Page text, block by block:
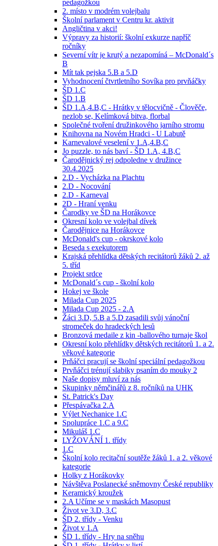
pedagožkou
2. místo v modrém volejbalu
Školní parlament v Centru kr. aktivit
Angličtina v akci!
Výpravy za historií: školní exkurze napříč
ročníky
Severní vítr je krutý a nezapomíná – McDonald´s
B
Mít tak pejska 5.B a 5.D
Vyhodnocení čtvrtletního Sovíka pro prvňáčky
ŠD 1.C
ŠD 1.B
ŠD 1.A,4.B,C - Hrátky v tělocvičně - Člověče,
nezlob se, Kelímková bitva, florbal
Společné tvoření družinkového jarního stromu
Knihovna na Novém Hradci - U Labutě
Karnevalové veselení v 1.A,4.B,C
Jo puzzle, to nás baví - ŠD 1.A, 4.B,C
Čarodějnický rej odpoledne v družince
30.4.2025
2.D - Vycházka na Plachtu
2.D - Nocování
2.D - Karneval
2D - Hraní venku
Čarodky ve ŠD na Horákovce
Okresní kolo ve volejbal dívek
Čarodějnice na Horákovce
McDonald's cup - okrskové kolo
Beseda s exekutorem
Krajská přehlídka dětských recitátorů žáků 2. až
5. tříd
Projekt srdce
McDonald´s cup - školní kolo
Hokej ve škole
Milada Cup 2025
Milada Cup 2025 - 2.A
Žáci 3.D, 5.B a 5.D zasadili svůj vánoční
stromeček do hradeckých lesů
Bronzová medaile z kin -ballového turnaje škol
Okresní kolo přehlídky dětských recitátorů 1. a 2.
věkové kategorie
Prňáčci pracují se školní speciální pedagožkou
Prvňáčci trénují slabiky psaním do mouky 2
Naše dopisy mluví za nás
Skupinky němčinářů z 8. ročníků na UHK
St. Patrick's Day
Přespávačka 2.A
Výlet Nechanice 1.C
Spolupráce 1.C a 9.C
Mikuláš 1.C
LYŽOVÁNÍ 1. třídy
1.C
Školní kolo recitační soutěže žáků 1. a 2. věkové
kategorie
Holky z Horákovky
Návštěva Poslanecké sněmovny České republiky
Keramický kroužek
2.A Učíme se v maskách Masopust
Život ve 3.D, 3.C
ŠD 2. třídy - Venku
Život v 1.A
ŠD 1. třídy - Hry na sněhu